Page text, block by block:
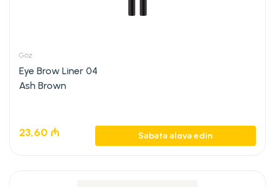
Göz
Eye Brow Liner 04
Ash Brown
23,60 ₼ Səbətə əlavə edin